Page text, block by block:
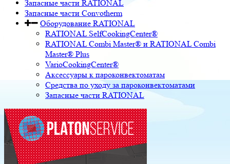
Запасные части RATIONAL
Запасные части Convotherm
Оборудование RATIONAL
RATIONAL SelfCookingCenter®
RATIONAL Combi Master® и RATIONAL Combi
Master® Plus
VarioCookingCenter®
Аксессуары к пароконвектоматам
Средства по уходу за пароконвектоматами
Запасные части RATIONAL